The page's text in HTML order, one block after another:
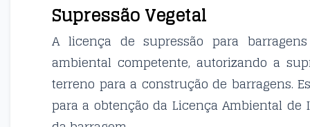
Supressão Vegetal
A licença de supressão para
ambiental competente, autorizando a
terreno para a construção de barragens.
para a obtenção da Licença Ambiental